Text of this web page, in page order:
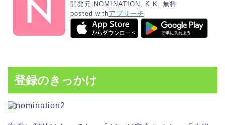
開発元: NOMINATION, K.K. 無料
posted withアプリーチ
登録のきっかけ